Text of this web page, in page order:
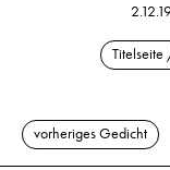
vorheriges Gedicht